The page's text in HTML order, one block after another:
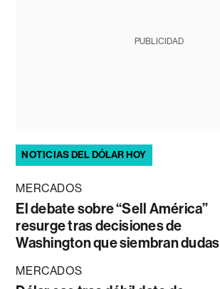
PUBLICIDAD
NOTICIAS DEL DÓLAR HOY
MERCADOS
El debate sobre “Sell América”
resurge tras decisiones de
Washington que siembran dudas
MERCADOS